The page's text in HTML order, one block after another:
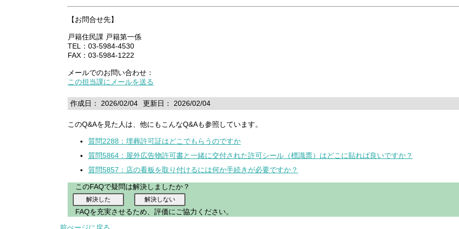
【お問合せ先】
戸籍住民課 戸籍第一係
TEL：03-5984-4530
FAX：03-5984-1222
メールでのお問い合わせ：
この担当課にメールを送る
作成日： 2026/02/04 更新日： 2026/02/04
このQ&Aを見た人は、他にもこんなQ&Aも参照しています。
質問2288：埋葬許可証はどこでもらうのですか
質問5864：屋外広告物許可書と一緒に交付された許可シール（標識票）はどこに貼れば良いですか？
質問5857：店の看板を取り付けるには何か手続きが必要ですか？
このFAQで疑問は解決しましたか？
FAQを充実させるため、評価にご協力ください。